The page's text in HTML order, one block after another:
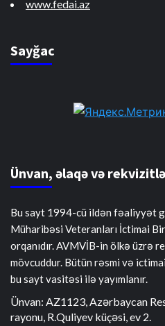
www.fedai.az
Sayğac
Ünvan, əlaqə və
Bu sayt 1994-cü ildən fəaliyyət
Müharibəsi Veteranları İctimai
orqanıdır. AVMVİB-in ölkə üzrə
mövcuddur. Bütün rəsmi və
bu sayt vasitəsi ilə yayımlanır.
Ünvan: AZ1123, Azərbaycan
rayonu, R.Quliyev küçəsi, ev 2.